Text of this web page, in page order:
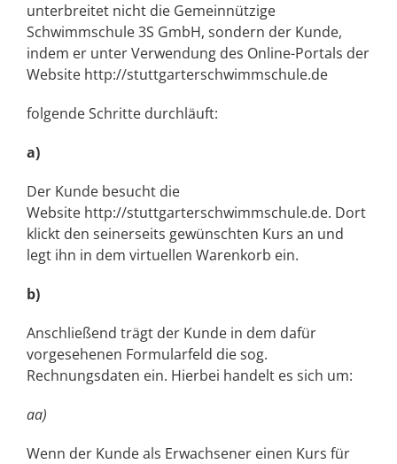
unterbreitet nicht die Gemeinnützige
Schwimmschule 3S GmbH, sondern der Kunde,
indem er unter Verwendung des Online-Portals der
Website http://stuttgarterschwimmschule.de
folgende Schritte durchläuft:
a)
Der Kunde besucht die
Website http://stuttgarterschwimmschule.de. Dort
klickt den seinerseits gewünschten Kurs an und
legt ihn in dem virtuellen Warenkorb ein.
b)
Anschließend trägt der Kunde in dem dafür
vorgesehenen Formularfeld die sog.
Rechnungsdaten ein. Hierbei handelt es sich um:
aa)
Wenn der Kunde als Erwachsener einen Kurs für